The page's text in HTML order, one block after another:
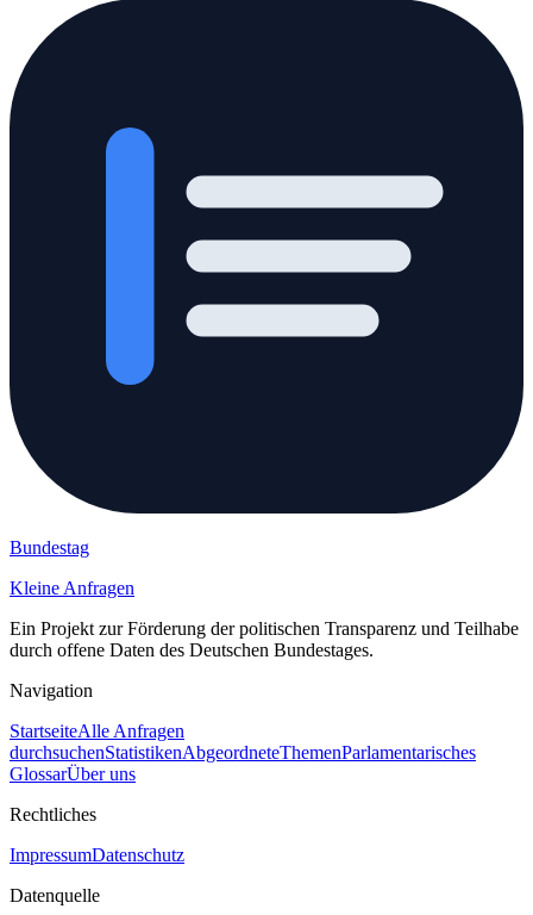
Bundestag
Kleine Anfragen
Ein Projekt zur Förderung der politischen Transparenz und Teilhabe
durch offene Daten des Deutschen Bundestages.
Navigation
StartseiteAlle Anfragen
durchsuchenStatistikenAbgeordneteThemenParlamentarisches
GlossarÜber uns
Rechtliches
ImpressumDatenschutz
Datenquelle